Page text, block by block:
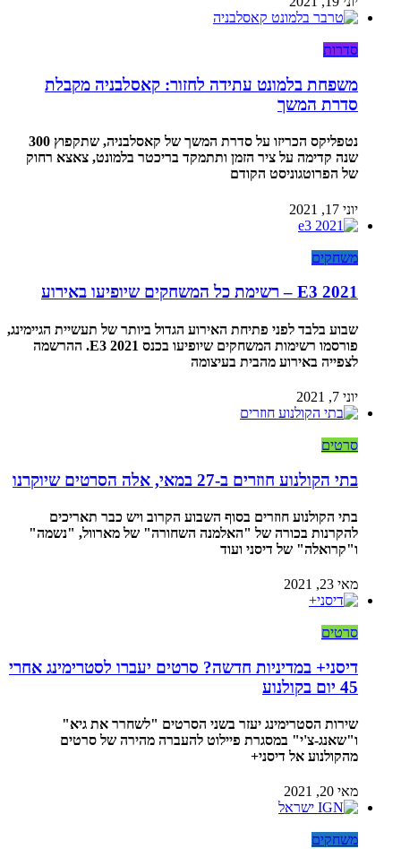
סדרות
משפחת בלמונט עתידה לחזור: קאסלבניה מקבלת
סדרת המשך
נטפליקס הכריזו על סדרת המשך של קאסלבניה, שתקפוץ 300
שנה קדימה על ציר הזמן ותתמקד בריכטר בלמונט, צאצא רחוק
של הפרוטגוניסט הקודם
יוני 17, 2021
משחקים
E3 2021 – רשימת כל המשחקים שיופיעו באירוע
שבוע בלבד לפני פתיחת האירוע הגדול ביותר של תעשיית הגיימינג,
פורסמו רשימות המשחקים שיופיעו בכנס E3 2021. ההרשמה
לצפייה באירוע מהבית בעיצומה
יוני 7, 2021
סרטים
בתי הקולנוע חוזרים ב-27 במאי, אלה הסרטים שיוקרנו
בתי הקולנוע חוזרים בסוף השבוע הקרוב ויש כבר תאריכים
להקרנות בכורה של "האלמנה השחורה" של מארוול, "נשמה"
ו"קרואלה" של דיסני ועוד
מאי 23, 2021
סרטים
דיסני+ במדיניות חדשה? סרטים יעברו לסטרימינג אחרי
45 יום בקולנוע
שירות הסטרימינג יעזר בשני הסרטים "לשחרר את גיא"
ו"שאנג-צ'י" במסגרת פיילוט להעברה מהירה של סרטים
מהקולנוע אל דיסני+
מאי 20, 2021
משחקים